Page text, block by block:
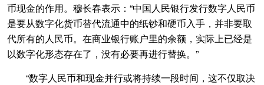
币现金的作用。穆长春表示：“中国人民银行发行数字人民币
是要从数字化货币替代流通中的纸钞和硬币入手，并非要取
代所有的人民币。在商业银行账户里的余额，实际上已经是
以数字化形态存在了，没有必要再进行替换。”
“数字人民币和现金并行或将持续一段时间，这不仅取决